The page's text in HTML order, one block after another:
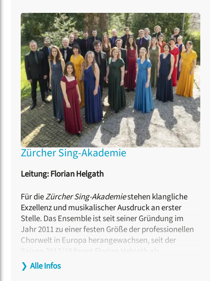
2006 sowie der Competition For Young Choral
Conductors 2007. Von 2009 bis 2015 leitete er den
Dänischen Rundfunkchorund von 2008 bis 2016
dirigierte er denVia Nova Chor München. Seit 2024
hat er eine Professur für Chorleitung an der
Hochschule für Musik und Theater München.
Zürcher Sing-Akademie
Leitung: Florian Helgath
Für dieZürcher Sing-Akademiestehen klangliche
Exzellenz und musikalischer Ausdruck an erster
Stelle. Das Ensemble ist seit seiner Gründung im
Jahr 2011 zu einer festen Größe der professionellen
Chorwelt in Europa herangewachsen, seit der
Saison 2017/18 formt Florian Helgath als
Künstlerischer Leiter das Profil des Chores. Die
Arbeit mit zahlreichen Spitzendirigent:innen haben
❯ Alle Infos